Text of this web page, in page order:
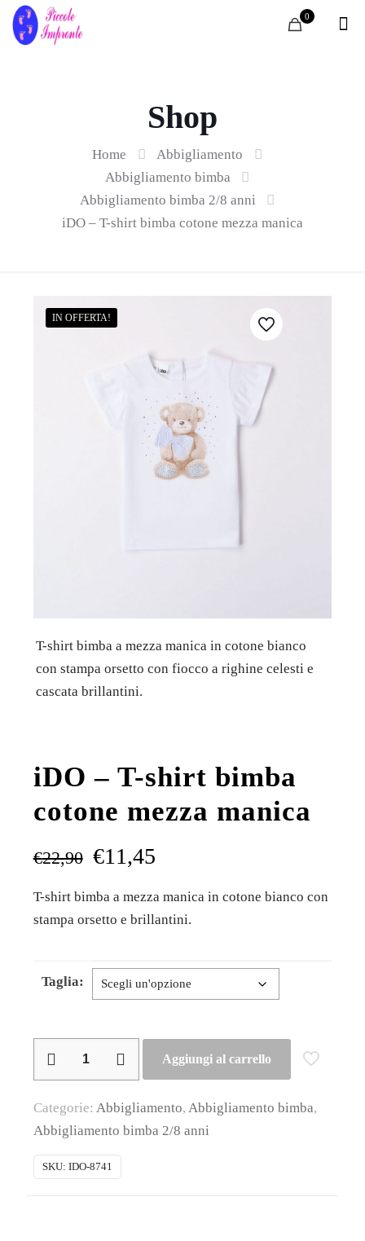
0
Shop
Home
Abbigliamento
Abbigliamento bimba
Abbigliamento bimba 2/8 anni
iDO – T-shirt bimba cotone mezza manica
IN OFFERTA!
T-shirt bimba a mezza manica in cotone bianco
con stampa orsetto con fiocco a righine celesti e
cascata brillantini.
iDO – T-shirt bimba
cotone mezza manica
€22,90 €11,45
T-shirt bimba a mezza manica in cotone bianco con
stampa orsetto e brillantini.
Taglia:
shirt
bimba
cotone
Aggiungi al carrello
Categorie: Abbigliamento, Abbigliamento bimba,
Abbigliamento bimba 2/8 anni
SKU: IDO-8741